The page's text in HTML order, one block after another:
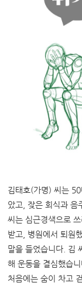
김태호(가명) 씨는
았고, 잦은 회식과 음
씨는 심근경색으로
받고, 병원에서 퇴원
말을 들었습니다. 김
해 운동을 결심했습니
처음에는 숨이 차고